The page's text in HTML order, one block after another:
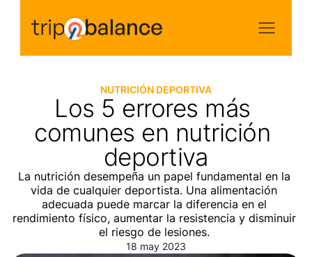
NUTRICIÓN DEPORTIVA
Los 5 errores más
comunes en nutrición
deportiva
La nutrición desempeña un papel fundamental en la
vida de cualquier deportista. Una alimentación
adecuada puede marcar la diferencia en el
rendimiento físico, aumentar la resistencia y disminuir
el riesgo de lesiones.
18 may 2023